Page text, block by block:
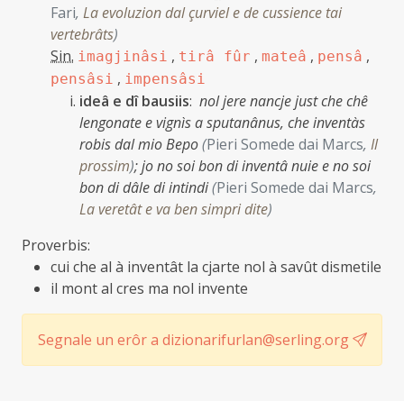
Fari, La evoluzion dal çurviel e de cussience tai
vertebrâts)
Sin. imagjinâsi , tirâ fûr , mateâ , pensâ ,
pensâsi , impensâsi
ideâ e dî bausiis: nol jere nancje just che chê
lengonate e vignìs a sputanânus, che inventàs
robis dal mio Bepo(Pieri Somede dai Marcs, Il
prossim);jo no soi bon di inventâ nuie e no soi
bon di dâle di intindi(Pieri Somede dai Marcs,
La veretât e va ben simpri dite)
Proverbis:
cui che al à inventât la cjarte nol à savût dismetile
il mont al cres ma nol invente
Segnale un erôr a dizionarifurlan@serling.org